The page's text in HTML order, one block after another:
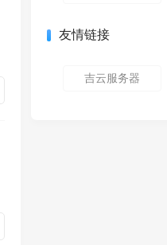
友情链接
吉云服务器